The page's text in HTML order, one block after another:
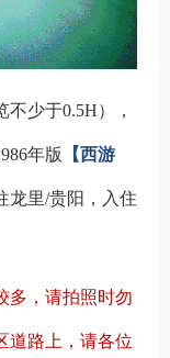
不少于0.5H），
年版 【西游
龙里/贵阳，入住
多，请拍照时勿
道路上，请各位